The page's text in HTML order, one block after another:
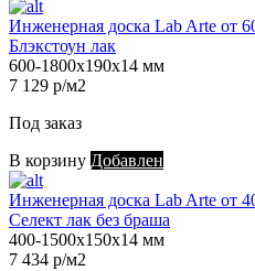
Инженерная доска Lab Arte от
Блэкстоун лак
600-1800х190х14 мм
7 129 р/м2
Под заказ
В корзину Добавлен
Инженерная доска Lab Arte от
Селект лак без браша
400-1500х150х14 мм
7 434 р/м2